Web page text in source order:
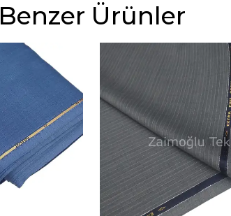
Benzer Ürünler